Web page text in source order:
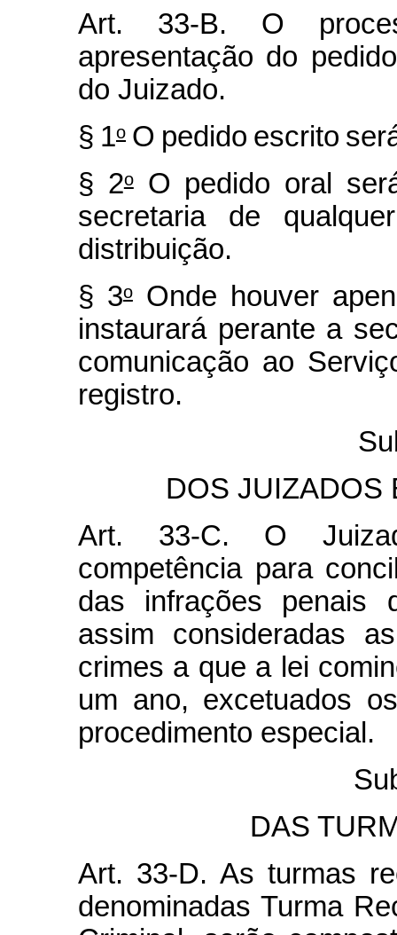
Art. 33-B. O
apresentação do
do Juizado.
§ 1o O pedido escrito
§ 2o O pedido oral
secretaria de
distribuição.
§ 3o Onde houver
instaurará perante a
comunicação ao
registro.
DOS JUIZADOS
Art. 33-C. O
competência para
das infrações penais
assim consideradas
crimes a que a lei
um ano, excetuados
procedimento especial.
DAS
Art. 33-D. As turmas
denominadas Turma